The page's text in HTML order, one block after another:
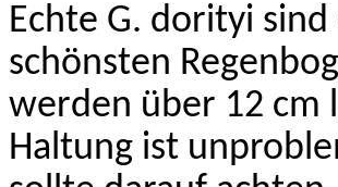
Echte G. dorityi sind
schönsten
werden über 12 cm
Haltung ist